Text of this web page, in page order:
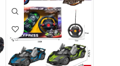
Rekomenduojamas amžius:
nuo 6 metų
Reiklaingi elementai: 2xAA +
3xAAA